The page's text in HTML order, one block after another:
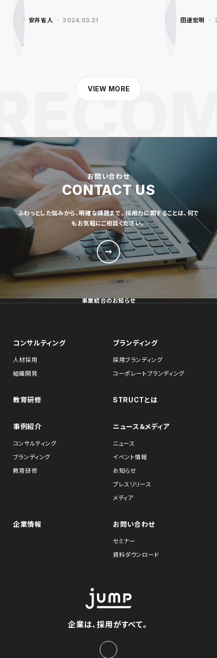
安井省人 2024.03.21 田邊宏明
VIEW MORE
お問い合わせ
CONTACT US
ふわっとした悩みから、明確な課題まで。採用力に関することは、何で
もお気軽にご相談ください。
事業統合のお知らせ
コンサルティング
人材採用
組織開発
ブランディング
採用ブランディング
コーポレートブランディング
教育研修 STRUCTとは
事例紹介
コンサルティング
ブランディング
教育研修
ニュース＆メディア
ニュース
イベント情報
お知らせ
プレスリリース
メディア
企業情報 お問い合わせ
セミナー
資料ダウンロード
企業は、採用がすべて。